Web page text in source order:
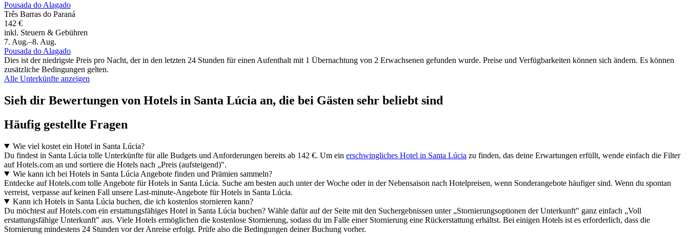
Pousada do Alagado
Três Barras do Paraná
142 €
inkl. Steuern & Gebühren
7. Aug.–8. Aug.
Pousada do Alagado
Dies ist der niedrigste Preis pro Nacht, der in den letzten 24 Stunden für einen Aufenthalt mit 1 Übernachtung von 2 Erwachsenen gefunden wurde. Preise und Verfügbarkeiten können sich ändern. Es können
zusätzliche Bedingungen gelten.
Alle Unterkünfte anzeigen
Sieh dir Bewertungen von Hotels in Santa Lúcia an, die bei Gästen sehr beliebt sind
Häufig gestellte Fragen
Wie viel kostet ein Hotel in Santa Lúcia?
Du findest in Santa Lúcia tolle Unterkünfte für alle Budgets und Anforderungen bereits ab 142 €. Um ein erschwingliches Hotel in Santa Lúcia zu finden, das deine Erwartungen erfüllt, wende einfach die Filter
auf Hotels.com an und sortiere die Hotels nach „Preis (aufsteigend)".
Wie kann ich bei Hotels in Santa Lúcia Angebote finden und Prämien sammeln?
Entdecke auf Hotels.com tolle Angebote für Hotels in Santa Lúcia. Suche am besten auch unter der Woche oder in der Nebensaison nach Hotelpreisen, wenn Sonderangebote häufiger sind. Wenn du spontan
verreist, verpasse auf keinen Fall unsere Last-minute-Angebote für Hotels in Santa Lúcia.
Kann ich Hotels in Santa Lúcia buchen, die ich kostenlos stornieren kann?
Du möchtest auf Hotels.com ein erstattungsfähiges Hotel in Santa Lúcia buchen? Wähle dafür auf der Seite mit den Suchergebnissen unter „Stornierungsoptionen der Unterkunft" ganz einfach „Voll
erstattungsfähige Unterkunft" aus. Viele Hotels ermöglichen die kostenlose Stornierung, sodass du im Falle einer Stornierung eine Rückerstattung erhältst. Bei einigen Hotels ist es erforderlich, dass die
Stornierung mindestens 24 Stunden vor der Anreise erfolgt. Prüfe also die Bedingungen deiner Buchung vorher.